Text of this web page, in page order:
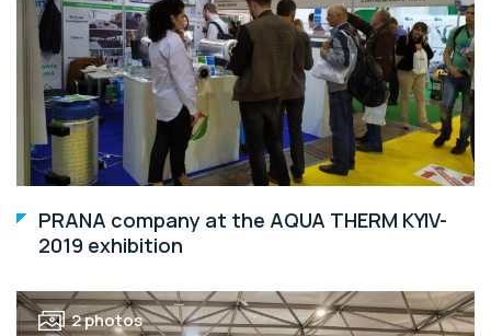
PRANA company at the AQUA THERM KYIV-
2019 exhibition
2 photos